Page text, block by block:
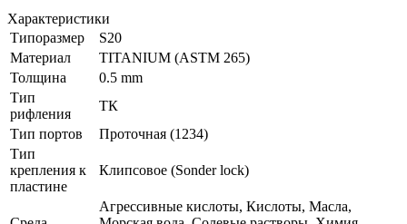
Характеристики
Типоразмер
S20
Материал
TITANIUM (ASTM 265)
Толщина
0.5 mm
Тип
рифления
ТК
Тип портов
Проточная (1234)
Тип
крепления к
пластине
Клипсовое (Sonder lock)
Агрессивные кислоты, Кислоты, Масла,